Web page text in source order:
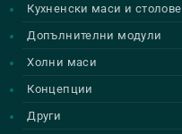
Кухненски маси и столове
Допълнителни модули
Холни маси
Концепции
Други